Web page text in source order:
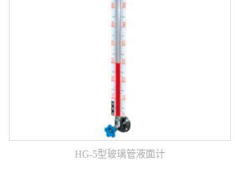
HG-5型玻璃管液面计